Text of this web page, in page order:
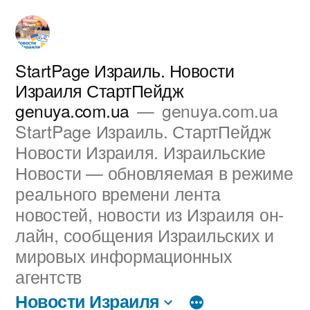
Перейти
содержимому
StartPage Израиль. Новости
Израиля СтартПейдж
genuya.com.ua
genuya.com.ua
StartPage Израиль. СтартПейдж
Новости Израиля. Израильские
Новости — обновляемая в режиме
реального времени лента
новостей, новости из Израиля он-
лайн, сообщения Израильских и
мировых информационных
агентств
Новости Израиля